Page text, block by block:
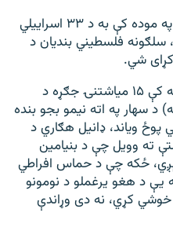
د دې توافق له مخې، د ۴۲ ورځو په موده کې به د ۳۳ اسراییلي
فلسطیني بندیان د
شي.
ټاکل شوې وه چې د غزې په تړانګه کې ۱۵ میاشتنۍ جګړه د
په ورځ، (د مرغومي ۳۰مه) د سهار په اته نیمو بجو بنده
پوځ ویاند، ډانیل هګاري د
ناستې ته وویل چې د بنیامین
کېږي، ځکه چې د حماس افراطي
یې د هغو یرغملو د نومونو
کړي، نه دی وړاندې